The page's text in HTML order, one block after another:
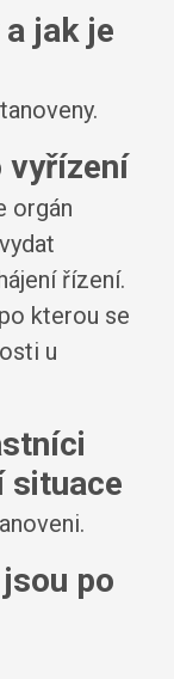
jak je
vyřízení
orgán
řízení.
kterou se
u
situace
po